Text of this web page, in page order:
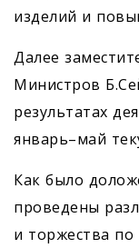
изделий и
Далее
Министров
результатах
январь–май
Как было
проведены
и торжества по